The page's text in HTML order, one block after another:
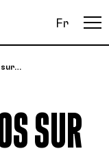
Fr
sur…
SUR